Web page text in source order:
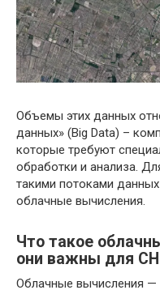
Объемы этих данных
данных» (Big Data) –
которые требуют
обработки и анализа.
такими потоками
облачные вычисления.
Что такое
они важны для
Облачные вычисления —